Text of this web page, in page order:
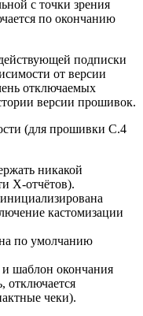
с точки зрения
по окончанию
подписки
от версии
отключаемых
версии прошивок.
(для прошивки C.4
никакой
X-отчётов).
кастомизации
по умолчанию
шаблон окончания
отключается
чеки).